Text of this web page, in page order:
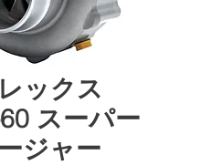
ックス
スーパー
ジャー